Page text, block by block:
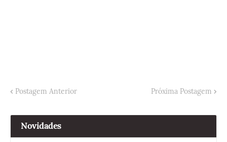
Postagem Anterior Próxima Postagem
Novidades